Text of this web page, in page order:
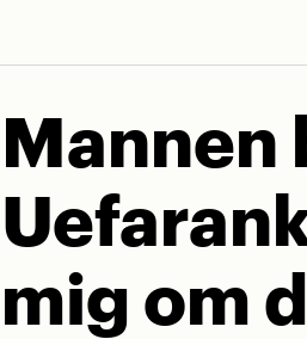
Mannen
mig om